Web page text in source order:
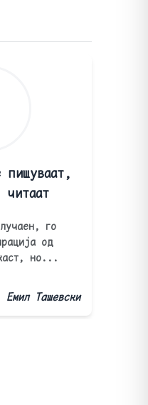
пишуваат,
го
од
но...
Емил Ташевски